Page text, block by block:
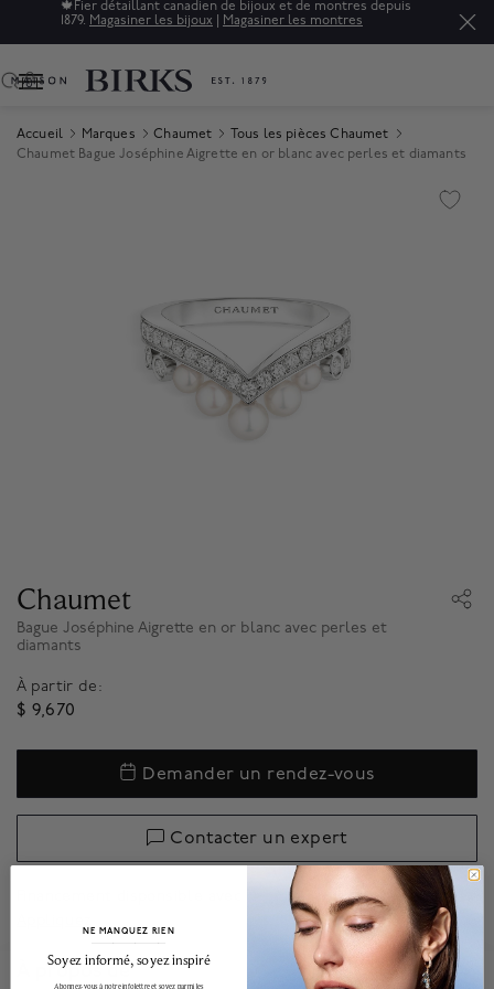
🍁 Fier détaillant canadien de bijoux et de montres depuis
1879. Magasiner les bijoux Magasiner les montres
0
Accueil Marques Chaumet
Tous les pièces Chaumet
Chaumet Bague Joséphine Aigrette en or blanc avec perles et diamants
Chaumet
Bague Joséphine Aigrette en or blanc avec perles et
diamants
À partir de:
$ 9,670
Demander un rendez-vous
Contacter un expert
À propos de
NE MANQUEZ RIEN
Soyez informé, soyez inspiré
Abonnez-vous à notre infolettre et soyez parmi les